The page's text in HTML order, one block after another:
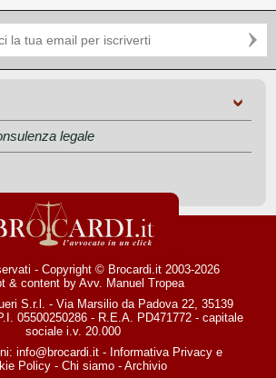
legale
- Copyright © Brocardi.it 2003-2026
& content by Avv. Manuel Tropea
S.r.l. - Via Marsilio da Padova 22, 35139
05500250286 - R.E.A. PD471772 - capitale
sociale i.v. 20.000
info@brocardi.it- Informativa Privacye
Policy - Chi siamo - Archivio